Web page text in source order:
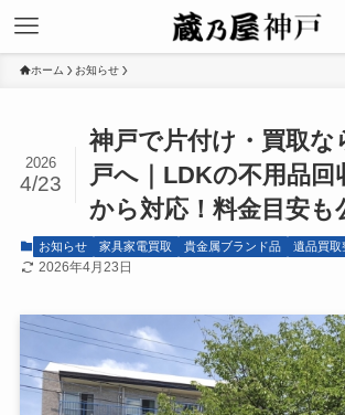
ホーム お知らせ
神戸で片付け・買取な
戸へ｜LDKの不用品回
から対応！料金目安も
2026
4/23
お知らせ 家具家電買取 貴金属ブランド品 遺品買取
2026年4月23日